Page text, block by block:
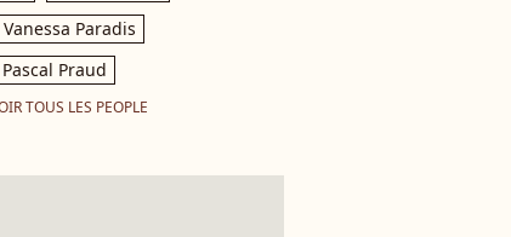
Vanessa Paradis
Pascal Praud
TOUS LES PEOPLE